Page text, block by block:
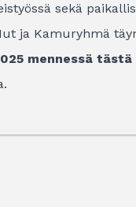
sekä
ja Kamuryhmä
mennessä tästä